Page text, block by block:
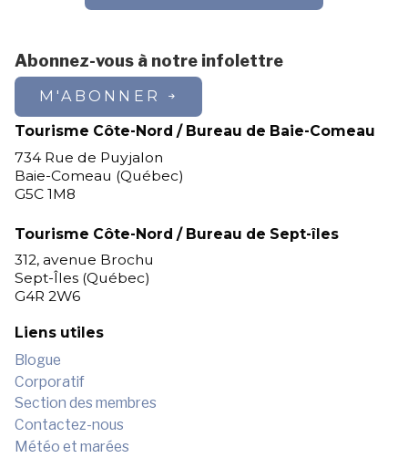
Abonnez-vous à notre infolettre
M'ABONNER
Tourisme Côte-Nord / Bureau de Baie-Comeau
734 Rue de Puyjalon
Baie-Comeau (Québec)
G5C 1M8
Tourisme Côte-Nord / Bureau de Sept-îles
312, avenue Brochu
Sept-Îles (Québec)
G4R 2W6
Liens utiles
Blogue
Corporatif
Section des membres
Contactez-nous
Météo et marées